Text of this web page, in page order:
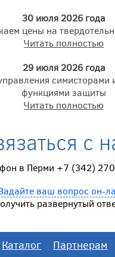
30 июля 2026 года
цены на
Читать полностью
29 июля 2026 года
симисторами
функциями защиты
Читать полностью
с
в Перми +7 (342)
ваш вопрос он-
развернутый
Каталог Партнерам